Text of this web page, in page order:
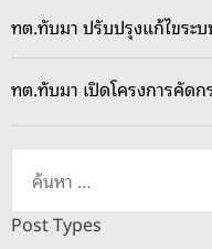
ทต.ทับมา ปรับปรุงแก้ไขระ
ทต.ทับมา เปิดโครงการคัด
ห
Post Types